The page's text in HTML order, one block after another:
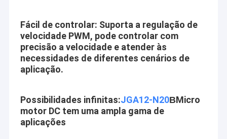
Fácil de controlar: Suporta a regulação de
velocidade PWM, pode controlar com
precisão a velocidade e atender às
necessidades de diferentes cenários de
aplicação.
Possibilidades infinitas:JGA12-N20BMicro
motor DC tem uma ampla gama de
aplicações